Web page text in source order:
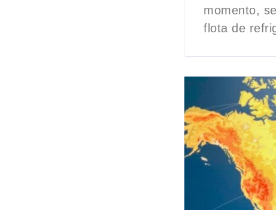
momento,
flota de